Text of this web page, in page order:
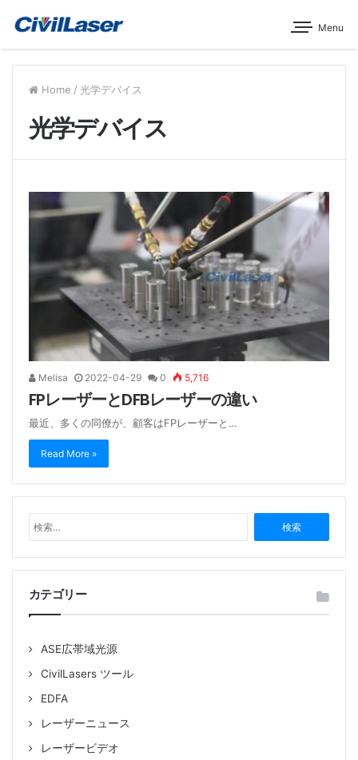
Menu
Home / 光学デバイス
光学デバイス
Melisa 2022-04-29 0 5,716
FPレーザーとDFBレーザーの違い
最近、多くの同僚が、顧客はFPレーザーと…
Read More »
索
:
カテゴリー
ASE広帯域光源
CivilLasers ツール
EDFA
レーザーニュース
レーザービデオ